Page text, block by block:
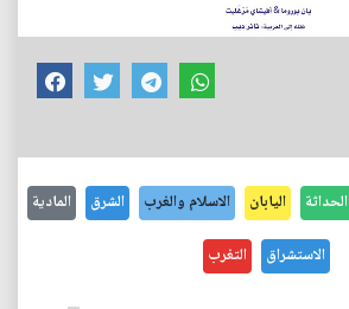
الحداثة اليابان الاسلام والغرب الشرق المادية
الاستشراق التغرب